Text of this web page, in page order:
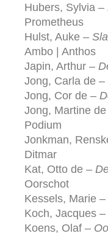
Hubers, Sylvia –
Prometheus
Hulst, Auke –
Ambo | Anthos
Japin, Arthur –
Jong, Carla de –
Jong, Cor de –
Jong, Martine
Podium
Jonkman,
Ditmar
Kat, Otto de –
Oorschot
Kessels, Marie –
Koch, Jacques –
Koens, Olaf –